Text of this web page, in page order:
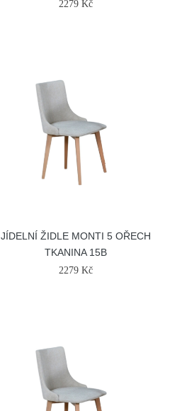
2279 Kč
JÍDELNÍ ŽIDLE MONTI 5 OŘECH
TKANINA 15B
2279 Kč